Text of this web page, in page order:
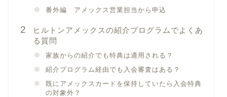
番外編 アメックス営業担当から申込
ヒルトンアメックスの紹介プログラムでよくあ
る質問
家族からの紹介でも特典は適用される？
紹介プログラム経由でも入会審査はある？
既にアメックスカードを保持していたら入会特典
の対象外？